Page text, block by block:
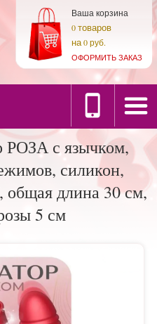
Ваша корзина
0товаров
на0 руб.
ОФОРМИТЬ ЗАКАЗ
РОЗА с язычком,
силикон,
длина 30 см,
5 см